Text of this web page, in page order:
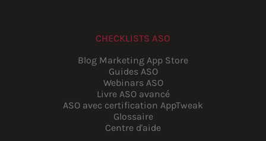
CHECKLISTS ASO
Blog Marketing App Store
Guides ASO
Webinars ASO
Livre ASO avancé
ASO avec certification AppTweak
Glossaire
Centre d'aide